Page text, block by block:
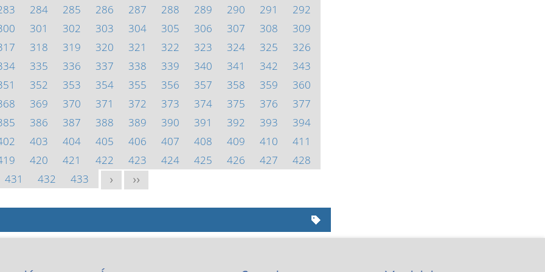
284 285 286 287 288 289 290 291
292
301 302 303 304 305 306 307 308
309
318 319 320 321 322 323 324 325
326
335 336 337 338 339 340 341 342
343
352 353 354 355 356 357 358 359
360
369 370 371 372 373 374 375 376
377
386 387 388 389 390 391 392 393
394
403 404 405 406 407 408 409 410
411
420 421 422 423 424 425 426 427
428
431
432 433 > >>